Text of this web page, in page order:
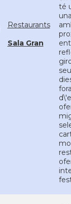
Restaurants
Sala Gran
té